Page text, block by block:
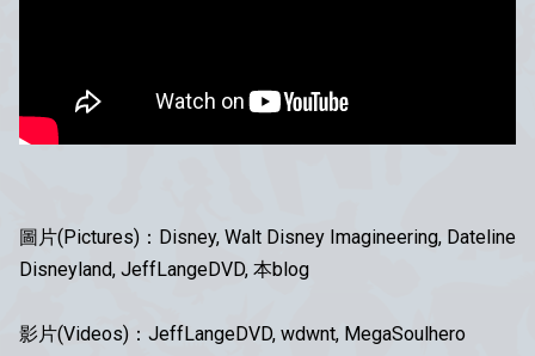
圖片(Pictures)：Disney, Walt Disney Imagineering, Dateline
Disneyland, JeffLangeDVD, 本blog
影片(Videos)：JeffLangeDVD, wdwnt, MegaSoulhero